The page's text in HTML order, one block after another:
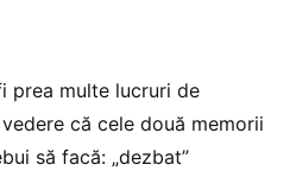
prea multe lucruri de
că cele două memorii
să facă: „dezbat”